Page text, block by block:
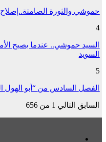
حموشي والثورة
4
السيد حموشي.. عندما يصبح
السويد
5
الفصل السادس من “أبو
السابق التالي 1 من 656